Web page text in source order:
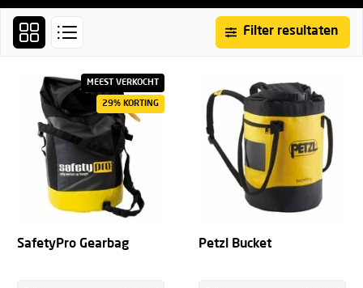
Filter resultaten
MEEST VERKOCHT
29% KORTING
SafetyPro Gearbag Petzl Bucket